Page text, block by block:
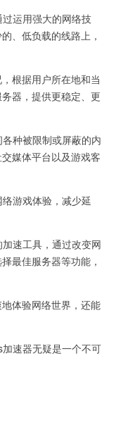
运用强大的网络技
、低负载的线路上，
根据用户所在地和当
器，提供更稳定、更
种被限制或屏蔽的内
媒体平台以及游戏客
游戏体验，减少延
速工具，通过改变网
最佳服务器等功能，
体验网络世界，还能
速器无疑是一个不可